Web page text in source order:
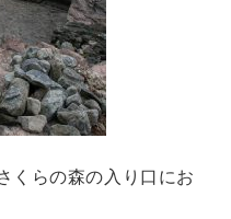
くらの森の入り口にお